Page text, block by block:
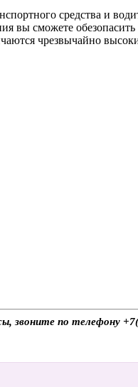
средства и
сможете обезопасить
чрезвычайно
звоните по телефону